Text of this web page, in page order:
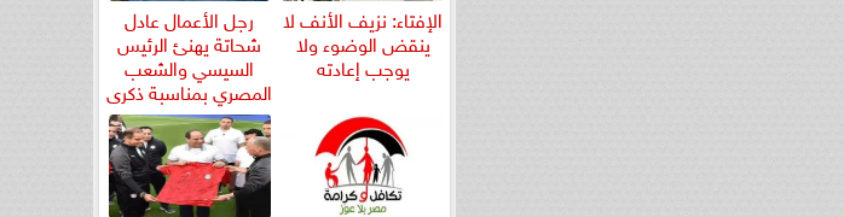
الإفتاء: نزيف الأنف لا
ينقض الوضوء ولا
يوجب إعادته
رجل الأعمال عادل
شحاتة يهنئ الرئيس
السيسي والشعب
المصري بمناسبة ذكرى
ثورة...